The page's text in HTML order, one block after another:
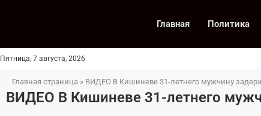
Главная Политика
Пятница, 7 августа, 2026
Главная страница » ВИДЕО В Кишиневе 31-летнего мужчину
ВИДЕО В Кишиневе 31-летнего